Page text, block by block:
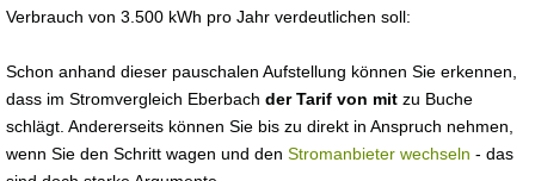
Verbrauch von 3.500 kWh pro Jahr verdeutlichen soll:
Schon anhand dieser pauschalen Aufstellung können Sie erkennen,
dass im Stromvergleich Eberbach der Tarif von mit zu Buche
schlägt. Andererseits können Sie bis zu direkt in Anspruch nehmen,
wenn Sie den Schritt wagen und den Stromanbieter wechseln - das